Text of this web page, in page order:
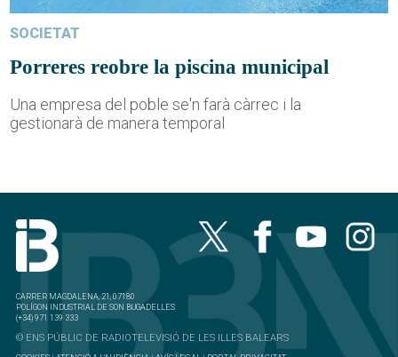
SOCIETAT
Porreres reobre la piscina municipal
Una empresa del poble se'n farà càrrec i la
gestionarà de manera temporal
CARRER MAGDALENA, 21, 07180
POLÍGON INDUSTRIAL DE SON BUGADELLES
(+34) 971 139 333
© ENS PÚBLIC DE RADIOTELEVISIÓ DE LES ILLES BALEARS